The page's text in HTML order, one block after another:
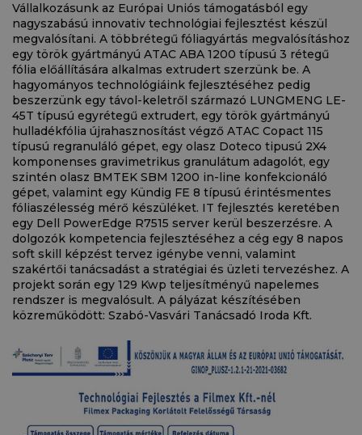
Vállalkozásunk az Európai Uniós támogatásból egy
nagyszabású innovativ technológiai fejlesztést készül
megvalósítani. A többrétegű fóliagyártás megvalósításhoz
egy török gyártmányú ATAC ABA 1200 típusú 3 rétegű
fólia előállítására alkalmas extrudert szerzünk be. A
hagyományos technológiáink fejlesztéséhez pedig
beszerzünk egy távol-keletről származó LUNGMENG LE-
45T típusú egyrétegű extrudert, egy török gyártmányú
hulladékfólia újrahasznosítást végző ATAC Copact 115
típusú regranuláló gépet, egy olasz Doteco tipusú 2X4
komponenses gravimetrikus granulátum adagolót, egy
szintén olasz BMTEK SBM 1200 in-line konfekcionáló
gépet, valamint egy Kündig FE 8 típusú érintésmentes
fóliaszélesség mérő készüléket. IT fejlesztés keretében
egy Dell PowerEdge R7515 server kerül beszerzésre. A
dolgozók kompetencia fejlesztéséhez a cég egy 8 napos
soft skill képzést tervez igénybe venni, valamint
szakértői tanácsadást a stratégiai és üzleti tervezéshez. A
projekt során egy 129 Kwp teljesítményű napelemes
rendszer is megvalósult. A pályázat készítésében
közreműködött: Szabó-Vasvári Tanácsadó Iroda Kft.